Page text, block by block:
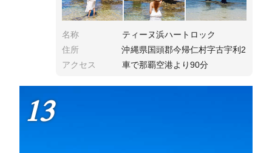
名称
ティーヌ浜ハートロック
住所
沖縄県国頭郡今帰仁村字古宇利2
アクセス
車で那覇空港より90分
13